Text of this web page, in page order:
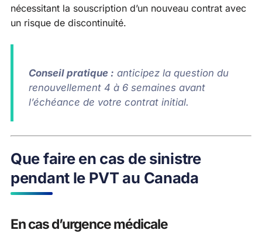
nécessitant la souscription d’un nouveau contrat avec
un risque de discontinuité.
Conseil pratique : anticipez la question du
renouvellement 4 à 6 semaines avant
l’échéance de votre contrat initial.
Que faire en cas de sinistre
pendant le PVT au Canada
En cas d’urgence médicale